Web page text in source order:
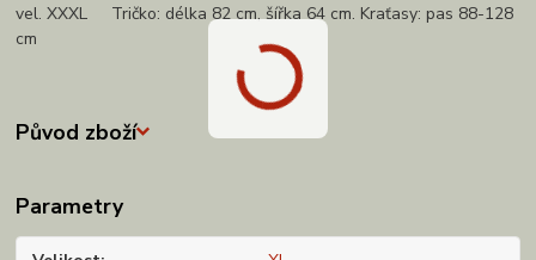
vel. XXXL Tričko: délka 82 cm, šířka 64 cm. Kraťasy: pas 88-128
cm
Původ zboží
Parametry